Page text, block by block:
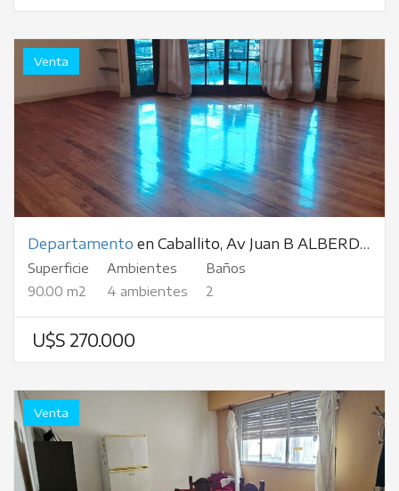
Venta
Departamento en Caballito, Av Juan B ALBERDI, al 900
Superficie
90.00 m2
Ambientes
4 ambientes
Baños
2
U$S 270.000
Venta